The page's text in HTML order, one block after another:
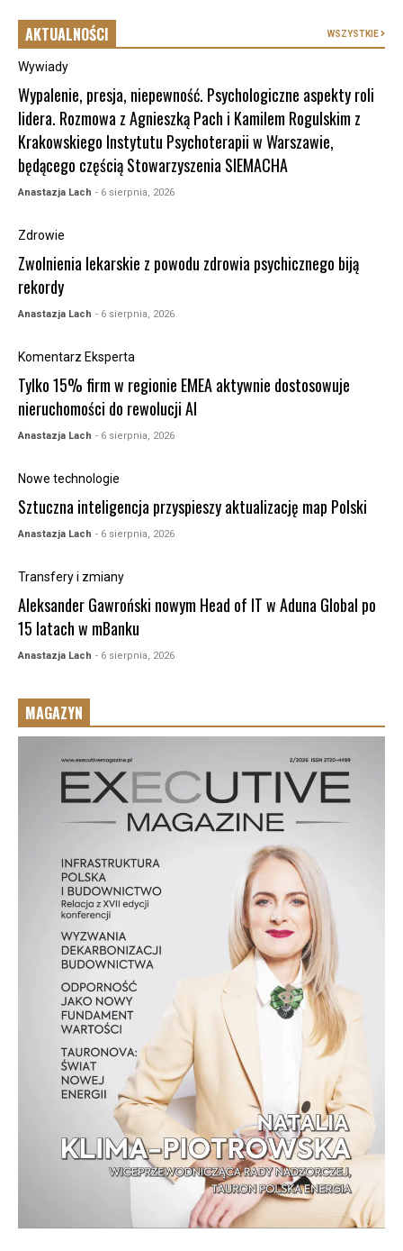
AKTUALNOŚCI WSZYSTKIE
Wywiady
Wypalenie, presja, niepewność. Psychologiczne aspekty roli
lidera. Rozmowa z Agnieszką Pach i Kamilem Rogulskim z
Krakowskiego Instytutu Psychoterapii w Warszawie,
będącego częścią Stowarzyszenia SIEMACHA
Anastazja Lach - 6 sierpnia, 2026
Zdrowie
Zwolnienia lekarskie z powodu zdrowia psychicznego biją
rekordy
Anastazja Lach - 6 sierpnia, 2026
Komentarz Eksperta
Tylko 15% firm w regionie EMEA aktywnie dostosowuje
nieruchomości do rewolucji AI
Anastazja Lach - 6 sierpnia, 2026
Nowe technologie
Sztuczna inteligencja przyspieszy aktualizację map Polski
Anastazja Lach - 6 sierpnia, 2026
Transfery i zmiany
Aleksander Gawroński nowym Head of IT w Aduna Global po
15 latach w mBanku
Anastazja Lach - 6 sierpnia, 2026
MAGAZYN